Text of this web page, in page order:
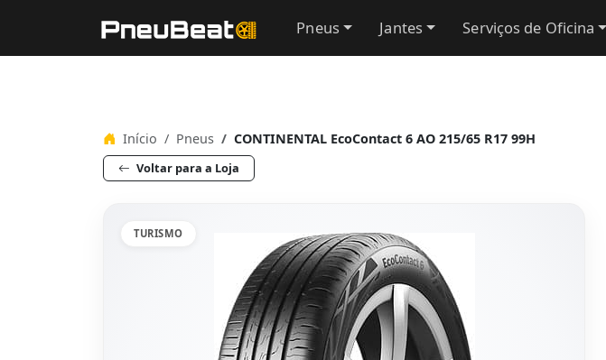
Pneus Jantes Serviços de Oficina
Início Pneus CONTINENTAL EcoContact 6 AO 215/65 R17 99H
Voltar para a Loja
TURISMO